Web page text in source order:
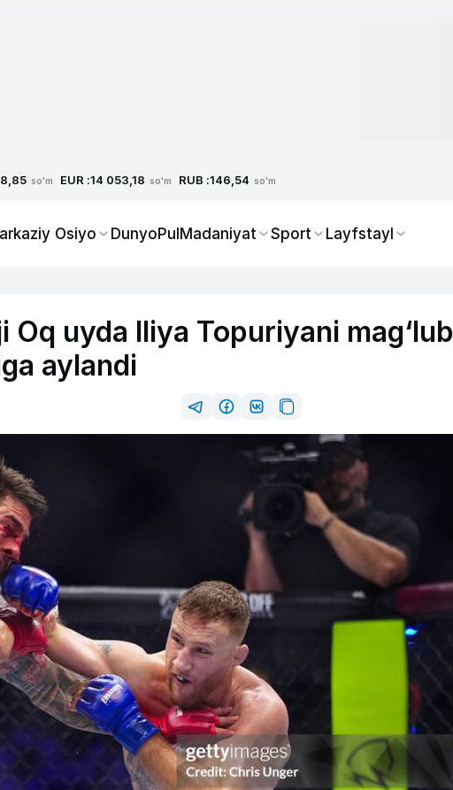
so'm EUR :14 053,18 so'm RUB :146,54 so'm
Osiyo DunyoPulMadaniyat Sport Layfstayl
uyda Iliya Topuriyani mag‘lub
aylandi